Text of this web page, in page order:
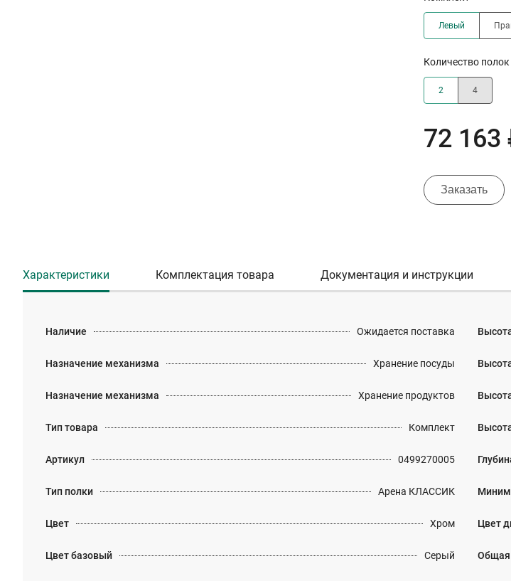
Левый
Количество полок
2 4
72 163
Заказать
Характеристики Комплектация товара Документация и инструкции
Наличие Ожидается поставка
Назначение механизма Хранение посуды
Назначение механизма Хранение продуктов
Тип товара Комплект
Артикул 0499270005
Тип полки Арена КЛАССИК
Цвет Хром
Цвет базовый Серый
Цвет
Общая